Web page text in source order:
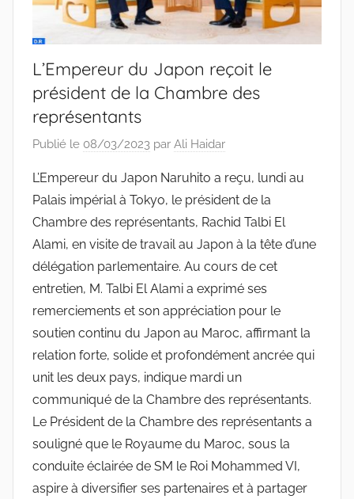
L’Empereur du Japon reçoit le
président de la Chambre des
représentants
Publié le 08/03/2023 par Ali Haidar
L’Empereur du Japon Naruhito a reçu, lundi au
Palais impérial à Tokyo, le président de la
Chambre des représentants, Rachid Talbi El
Alami, en visite de travail au Japon à la tête d’une
délégation parlementaire. Au cours de cet
entretien, M. Talbi El Alami a exprimé ses
remerciements et son appréciation pour le
soutien continu du Japon au Maroc, affirmant la
relation forte, solide et profondément ancrée qui
unit les deux pays, indique mardi un
communiqué de la Chambre des représentants.
Le Président de la Chambre des représentants a
souligné que le Royaume du Maroc, sous la
conduite éclairée de SM le Roi Mohammed VI,
aspire à diversifier ses partenaires et à partager